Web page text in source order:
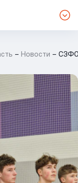
Новости